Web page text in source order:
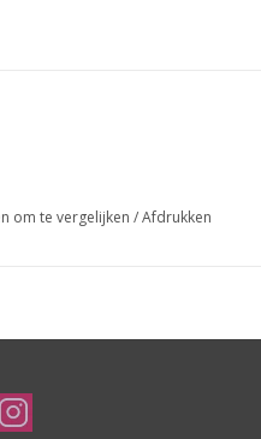
om te vergelijken /Afdrukken